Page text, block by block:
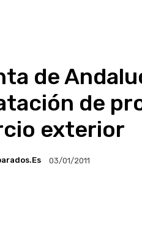
de
de
exterior
03/01/2011